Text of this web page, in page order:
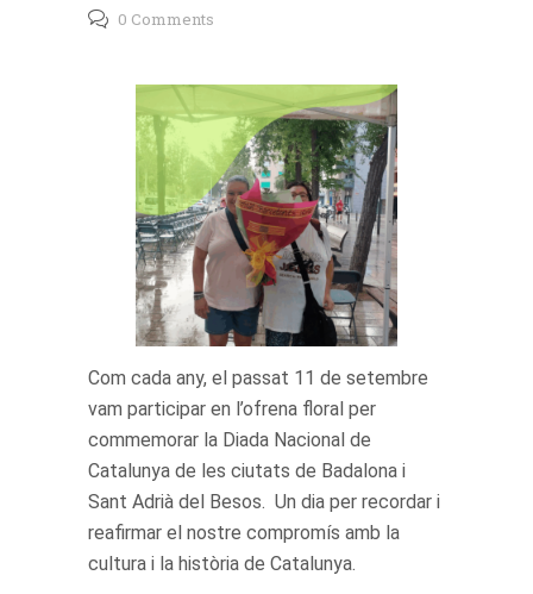
0 Comments
Com cada any, el passat 11 de setembre
vam participar en l’ofrena floral per
commemorar la Diada Nacional de
Catalunya de les ciutats de Badalona i
Sant Adrià del Besos. Un dia per recordar i
reafirmar el nostre compromís amb la
cultura i la història de Catalunya.